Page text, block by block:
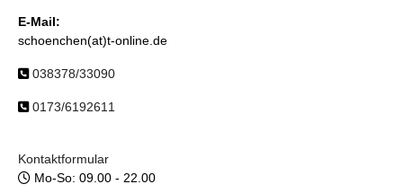
E-Mail:
schoenchen(at)t-online.de
038378/33090
0173/6192611
Kontaktformular
Mo-So: 09.00 - 22.00